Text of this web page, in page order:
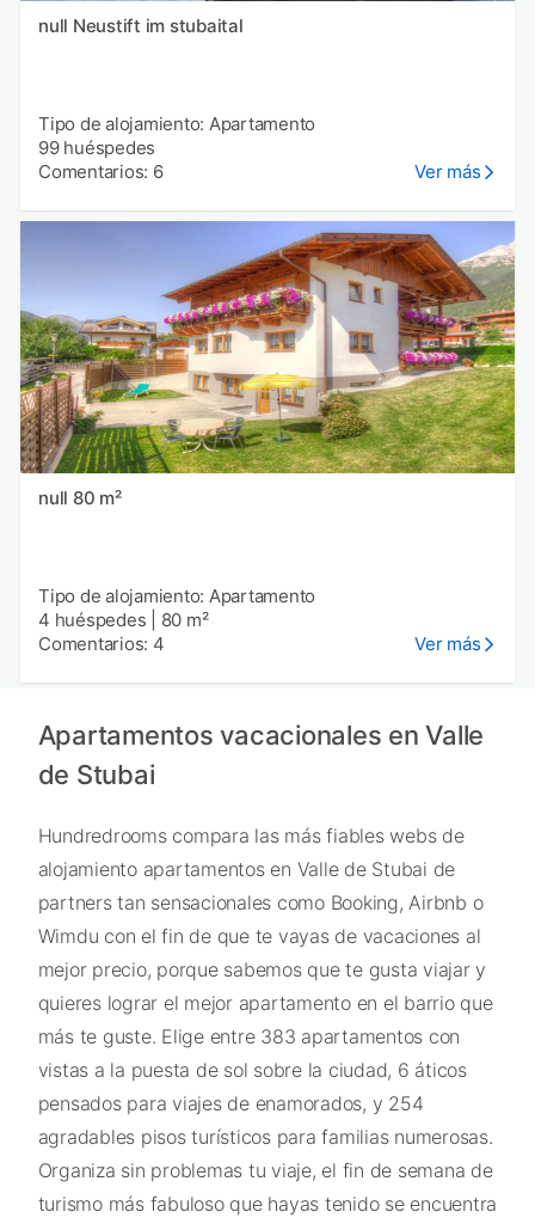
null Neustift im stubaital
Tipo de alojamiento: Apartamento
99 huéspedes
Comentarios: 6
Ver más
null 80 m²
Tipo de alojamiento: Apartamento
4 huéspedes
80 m²
Comentarios: 4
Ver más
Apartamentos vacacionales en Valle
de Stubai
Hundredrooms compara las más fiables webs de
alojamiento apartamentos en Valle de Stubai de
partners tan sensacionales como Booking, Airbnb o
Wimdu con el fin de que te vayas de vacaciones al
mejor precio, porque sabemos que te gusta viajar y
quieres lograr el mejor apartamento en el barrio que
más te guste. Elige entre 383 apartamentos con
vistas a la puesta de sol sobre la ciudad, 6 áticos
pensados para viajes de enamorados, y 254
agradables pisos turísticos para familias numerosas.
Organiza sin problemas tu viaje, el fin de semana de
turismo más fabuloso que hayas tenido se encuentra